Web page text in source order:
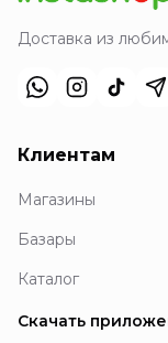
Доставка из
Клиентам
Магазины
Базары
Каталог
Скачать